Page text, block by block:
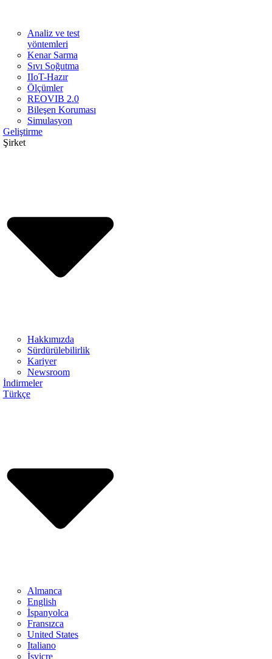
Analiz ve test
yöntemleri
Kenar Sarma
Sıvı Soğutma
IIoT-Hazır
Ölçümler
REOVIB 2.0
Bileşen Koruması
Simulasyon
Geliştirme
Şirket
Hakkımızda
Sürdürülebilirlik
Kariyer
Newsroom
İndirmeler
Türkçe
Almanca
English
İspanyolca
Fransızca
United States
Italiano
İsviçre